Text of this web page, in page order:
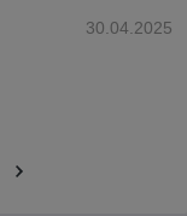
30.04.2025